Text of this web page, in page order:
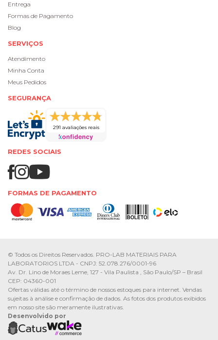
Entrega
Formas de Pagamento
Blog
SERVIÇOS
Atendimento
Minha Conta
Meus Pedidos
SEGURANÇA
291 avaliações reais
REDES SOCIAIS
FORMAS DE PAGAMENTO
© Todos os Direitos Reservados. PRO-LAB MATERIAIS PARA
LABORATORIOS LTDA - CNPJ: 52.078.276/0001-96
Av. Dr. Lino de Moraes Leme, 127 - Vila Paulista , São Paulo/SP – Brasil
CEP: 04360-001
Ofertas válidas até o término de nossos estoques para internet. Vendas
sujeitas à análise e confirmação de dados. As fotos dos produtos exibidos
em nosso site são meramente ilustrativas.
Desenvolvido por